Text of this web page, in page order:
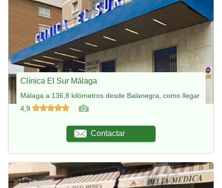
Clínica El Sur Málaga
Málaga a 136,8 kilómetros desde Balanegra, como llegar
4,9
Contactar